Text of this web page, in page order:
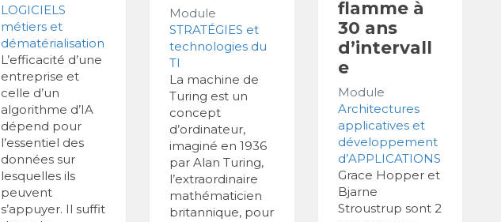
LOGICIELS
métiers et
dématérialisation
L’efficacité d’une
entreprise et
celle d’un
algorithme d’IA
dépend pour
l’essentiel des
données sur
lesquelles ils
peuvent
s’appuyer. Il suffit
Module
STRATÉGIES et
technologies du
TI
La machine de
Turing est un
concept
d’ordinateur,
imaginé en 1936
par Alan Turing,
l’extraordinaire
mathématicien
britannique, pour
flamme à
30 ans
d’intervall
e
Module
Architectures
applicatives et
développement
d’APPLICATIONS
Grace Hopper et
Bjarne
Stroustrup sont 2